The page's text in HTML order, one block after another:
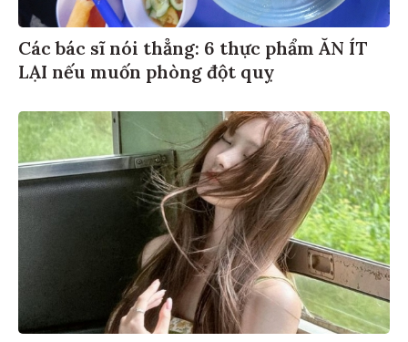
Các bác sĩ nói thẳng: 6 thực phẩm ĂN ÍT
LẠI nếu muốn phòng đột quỵ